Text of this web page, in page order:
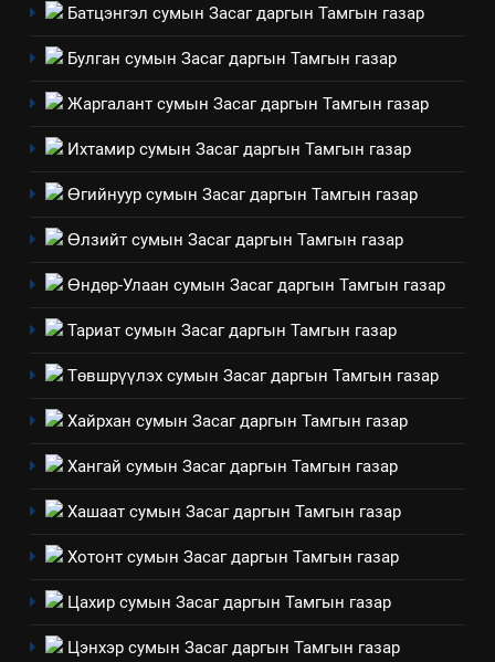
явуулж байгаа үйл ажиллагаа,
үйлдвэрлэл, үйлчилгээ,
технологийн хүн, мал, амьтны
үзүүлэх буюу үзүүлж байгаа
нөлөөллийн талаарх
ИЛ ТОД БАЙДАЛ
Нээлттэй засгийн түншлэл
НЭЭЛТТЭЙ ЗАСГИЙН ТҮНШЛЭЛ
“БИД ИРГЭДЭЭ СОНСОЖ,
БАЙГУУЛНА
3
ТАЗ-ЫН САЛБАР ЗӨВЛӨЛ
4
Архангай аймаг дахь салбар
зөвлөлийн 2025 оны үйл
ТАЗ-ЫН САЛБАР ЗӨВЛӨЛ
Батцэнгэл сумын Засаг даргын Тамгын газар
Булган сумын Засаг даргын Тамгын газар
Жаргалант сумын Засаг даргын Тамгын газар
Ихтамир сумын Засаг даргын Тамгын газар
Өгийнуур сумын Засаг даргын Тамгын газар
Өлзийт сумын Засаг даргын Тамгын газар
Өндөр-Улаан сумын Засаг даргын Тамгын газар
Тариат сумын Засаг даргын Тамгын газар
Төвшрүүлэх сумын Засаг даргын Тамгын газар
Хайрхан сумын Засаг даргын Тамгын газар
Хангай сумын Засаг даргын Тамгын газар
Хашаат сумын Засаг даргын Тамгын газар
Хотонт сумын Засаг даргын Тамгын газар
Цахир сумын Засаг даргын Тамгын газар
Цэнхэр сумын Засаг даргын Тамгын газар